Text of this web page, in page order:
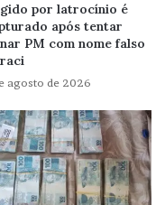
por latrocínio é
após tentar
PM com nome falso
agosto de 2026